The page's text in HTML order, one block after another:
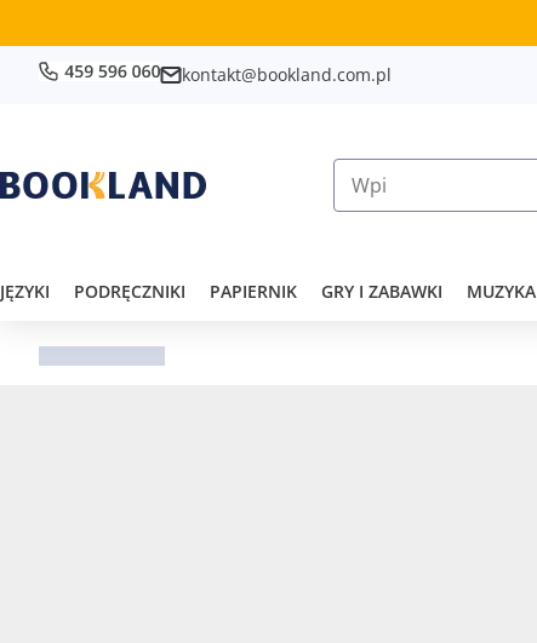
kontakt@bookland.com.pl
JĘZYKI PODRĘCZNIKI PAPIERNIK GRY I ZABAWKI MUZYKA